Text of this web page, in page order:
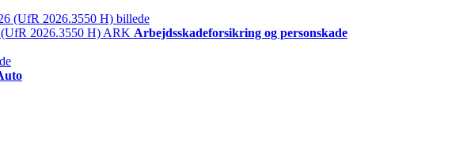
(UfR 2026.3550 H) ARK Arbejdsskadeforsikring og personskade